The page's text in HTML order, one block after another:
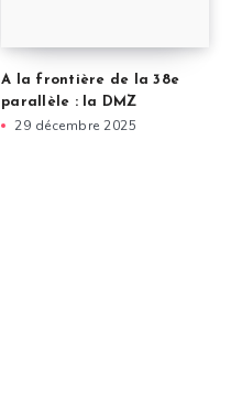
A la frontière de la 38e
parallèle : la DMZ
29 décembre 2025